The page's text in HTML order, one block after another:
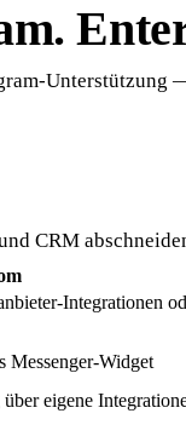
CRM
Integrationen
Messenger-Widget
eigene